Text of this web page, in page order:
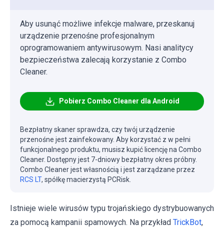
Aby usunąć możliwe infekcje malware, przeskanuj
urządzenie przenośne profesjonalnym
oprogramowaniem antywirusowym. Nasi analitycy
bezpieczeństwa zalecają korzystanie z Combo
Cleaner.
Pobierz Combo Cleaner dla Android
Bezpłatny skaner sprawdza, czy twój urządzenie
przenośne jest zainfekowany. Aby korzystać z w pełni
funkcjonalnego produktu, musisz kupić licencję na Combo
Cleaner. Dostępny jest 7-dniowy bezpłatny okres próbny.
Combo Cleaner jest własnością i jest zarządzane przez
RCS LT, spółkę macierzystą PCRisk.
Istnieje wiele wirusów typu trojańskiego dystrybuowanych
za pomocą kampanii spamowych. Na przykład TrickBot,